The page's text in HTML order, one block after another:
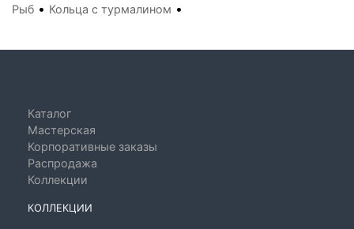
Рыб • Кольца с турмалином •
Каталог
Мастерская
Корпоративные заказы
Распродажа
Коллекции
КОЛЛЕКЦИИ